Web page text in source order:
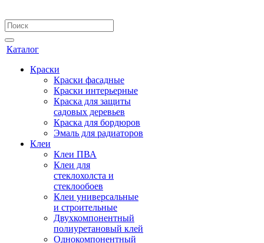
Каталог
Краски
Краски фасадные
Краски интерьерные
Краска для защиты
садовых деревьев
⁠Краска для бордюров
Эмаль для радиаторов
Клеи
Клеи ПВА
Клеи для
стеклохолста и
стеклообоев
Клеи универсальные
и строительные
Двухкомпонентный
полиуретановый клей
Однокомпонентный